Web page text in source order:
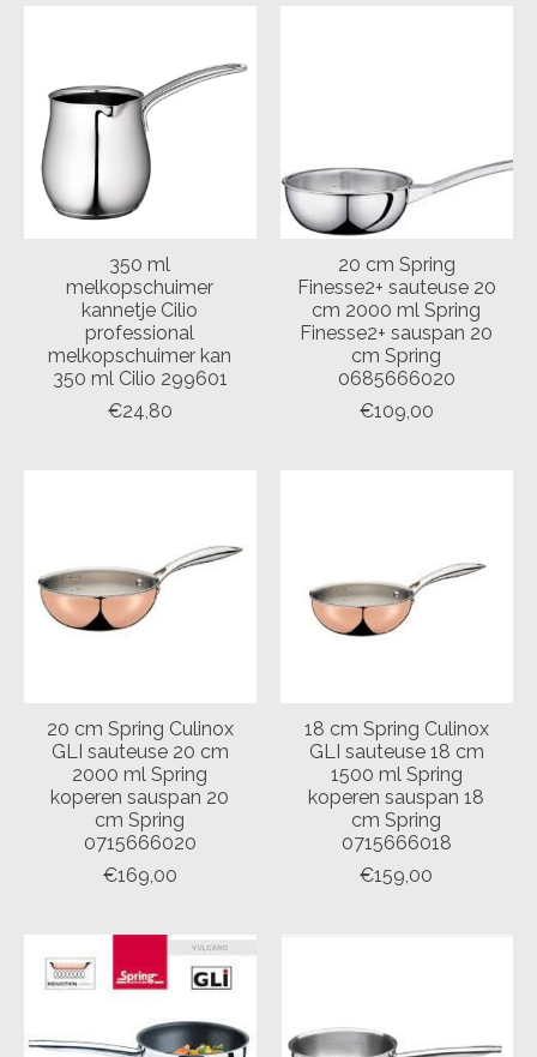
350 ml
melkopschuimer
kannetje Cilio
professional
melkopschuimer kan
350 ml Cilio 299601
€24,80
20 cm Spring
Finesse2+ sauteuse 20
cm 2000 ml Spring
Finesse2+ sauspan 20
cm Spring
0685666020
€109,00
20 cm Spring Culinox
GLI sauteuse 20 cm
2000 ml Spring
koperen sauspan 20
cm Spring
0715666020
€169,00
18 cm Spring Culinox
GLI sauteuse 18 cm
1500 ml Spring
koperen sauspan 18
cm Spring
0715666018
€159,00